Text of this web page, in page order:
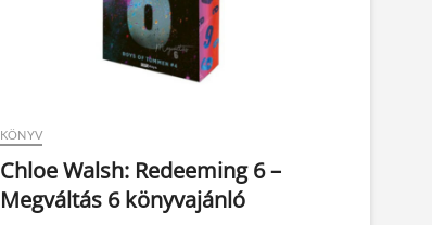
KÖNYV
Chloe Walsh: Redeeming 6 –
Megváltás 6 könyvajánló